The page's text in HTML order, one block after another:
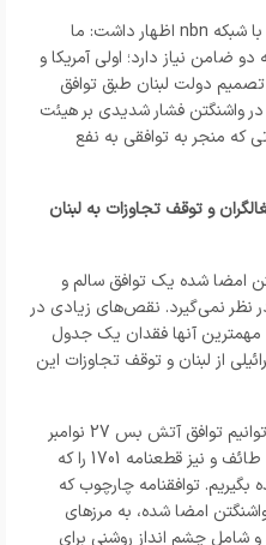
این سیاستمدار دروزی لبنان در گفتگو با شبکه nbn اظهار داشت: ما
ضامن نیاز دارد؛ اولی آمریکا و
دولت لبنان طبق توافق
در واشنگتن فشار شدیدی بر هیئت
که منجر به توافقی به نفع
و توقف تجاوزات به لبنان
امضا شده یک توافق سالم و
نظر نمی‌گیرد. نقص‌های زیادی در
مهمترین آنها فقدان یک جدول
از لبنان و توقف تجاوزات این
هادی ابوالحسن تصریح کرد: ما نمی‌توانیم توافق آتش بس 27 نوامبر
2024 یا منشور ملی لبنان طبق توافق طائف و نیز قطعنامه 1701 را که
توافقنامه چارچوب که
امضا شده، به مرزهای
و شامل چشم انداز روشنی برای